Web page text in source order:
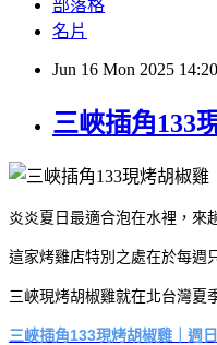
部落格
名片
Jun 16 Mon 2025 14:20
三峽插角133
炎炎夏日最適合泡在水裡，來
這家烤雞店特別之處在於每週
三峽現烤胡椒雞就在北台灣夏
三峽插角133現烤胡椒雞｜週